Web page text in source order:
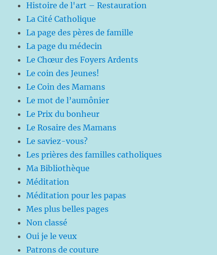
Histoire de l'art – Restauration
La Cité Catholique
La page des pères de famille
La page du médecin
Le Chœur des Foyers Ardents
Le coin des Jeunes!
Le Coin des Mamans
Le mot de l’aumônier
Le Prix du bonheur
Le Rosaire des Mamans
Le saviez-vous?
Les prières des familles catholiques
Ma Bibliothèque
Méditation
Méditation pour les papas
Mes plus belles pages
Non classé
Oui je le veux
Patrons de couture